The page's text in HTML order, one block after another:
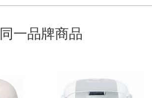
同一品牌商品